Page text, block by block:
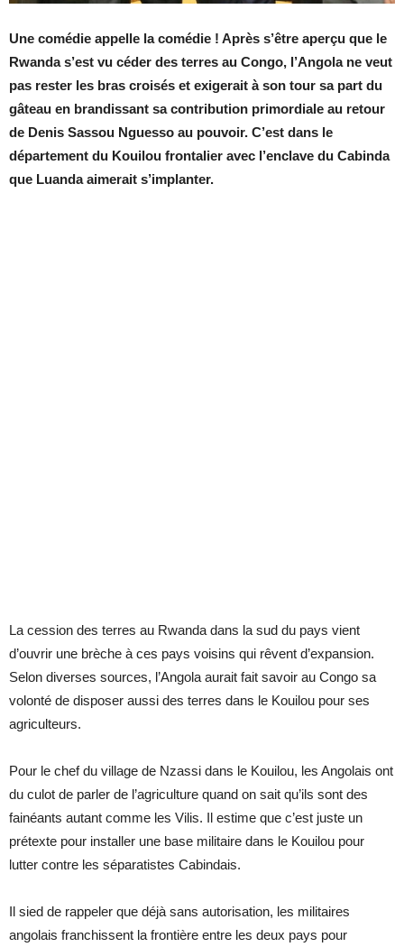
Une comédie appelle la comédie ! Après s’être aperçu que le
Rwanda s’est vu céder des terres au Congo, l’Angola ne veut
pas rester les bras croisés et exigerait à son tour sa part du
gâteau en brandissant sa contribution primordiale au retour
de Denis Sassou Nguesso au pouvoir. C’est dans le
département du Kouilou frontalier avec l’enclave du Cabinda
que Luanda aimerait s’implanter.
La cession des terres au Rwanda dans la sud du pays vient
d’ouvrir une brèche à ces pays voisins qui rêvent d’expansion.
Selon diverses sources, l’Angola aurait fait savoir au Congo sa
volonté de disposer aussi des terres dans le Kouilou pour ses
agriculteurs.
Pour le chef du village de Nzassi dans le Kouilou, les Angolais ont
du culot de parler de l’agriculture quand on sait qu’ils sont des
fainéants autant comme les Vilis. Il estime que c’est juste un
prétexte pour installer une base militaire dans le Kouilou pour
lutter contre les séparatistes Cabindais.
Il sied de rappeler que déjà sans autorisation, les militaires
angolais franchissent la frontière entre les deux pays pour